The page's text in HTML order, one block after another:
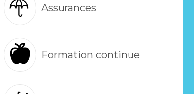
Assurances
Formation continue